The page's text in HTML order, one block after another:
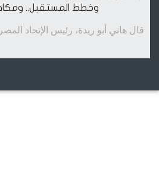
وخطط المستقبل..
قال هاني أبو ريدة، رئيس الإتحاد